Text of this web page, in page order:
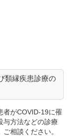
類縁疾患診療の
がCOVID-19に罹
与方法などの診療
相談ください。